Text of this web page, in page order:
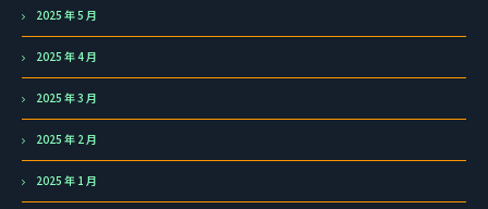
2025 年 5 月
2025 年 4 月
2025 年 3 月
2025 年 2 月
2025 年 1 月